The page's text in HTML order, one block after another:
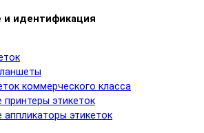
и идентификация
коммерческого класса
этикеток
этикеток